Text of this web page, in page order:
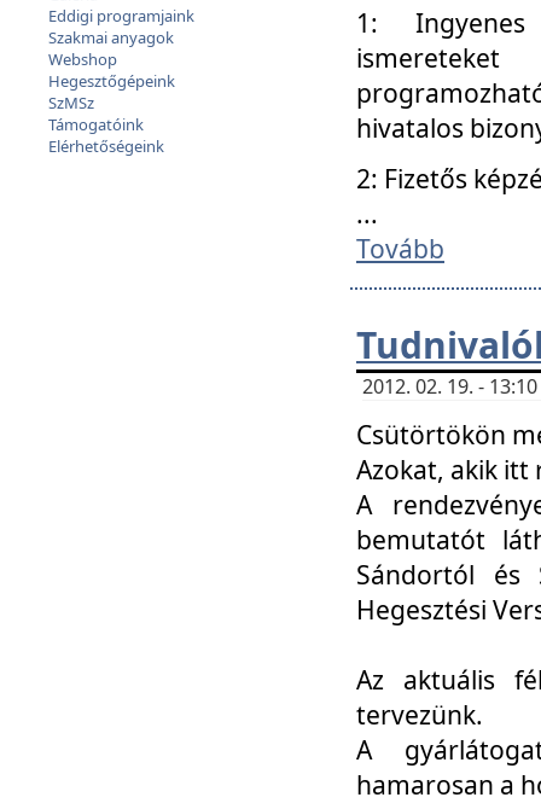
Eddigi programjaink
Szakmai anyagok
Webshop
Hegesztőgépeink
SzMSz
Támogatóink
Elérhetőségeink
1: Ingyenes
hivatalos
2: Fizetős
...
Tovább
2012. 02. 19. -
Csütörtökön
Azokat, akik itt
A
bemutatót
Sándortól és
Hegesztési
Az aktuális
tervezünk.
A
hamarosan a